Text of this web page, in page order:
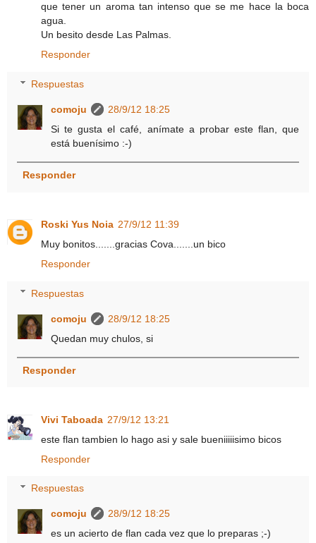
que tener un aroma tan intenso que se me hace la boca
agua.
Un besito desde Las Palmas.
Responder
Respuestas
comoju
28/9/12 18:25
Si te gusta el café, anímate a probar este flan, que
está buenísimo :-)
Responder
Roski Yus Noia 27/9/12 11:39
Muy bonitos.......gracias Cova.......un bico
Responder
Respuestas
comoju
28/9/12 18:25
Quedan muy chulos, si
Responder
Vivi Taboada 27/9/12 13:21
este flan tambien lo hago asi y sale bueniiiiisimo bicos
Responder
Respuestas
comoju
28/9/12 18:25
es un acierto de flan cada vez que lo preparas ;-)